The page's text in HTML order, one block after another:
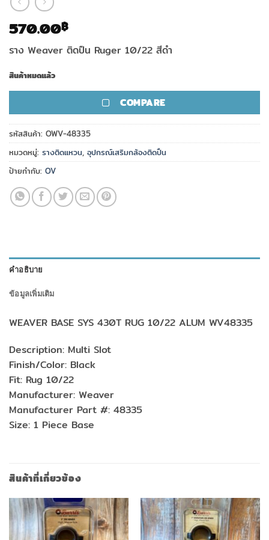
570.00฿
ราง Weaver ติดปืน Ruger 10/22 สีดำ
สินค้าหมดแล้ว
COMPARE
รหัสสินค้า: OWV-48335
หมวดหมู่: รางติดแหวน, อุปกรณ์เสริมกล้องติดปืน
ป้ายกำกับ: OV
คำอธิบาย
ข้อมูลเพิ่มเติม
WEAVER BASE SYS 430T RUG 10/22 ALUM WV48335
Description: Multi Slot
Finish/Color: Black
Fit: Rug 10/22
Manufacturer: Weaver
Manufacturer Part #: 48335
Size: 1 Piece Base
สินค้าที่เกี่ยวข้อง